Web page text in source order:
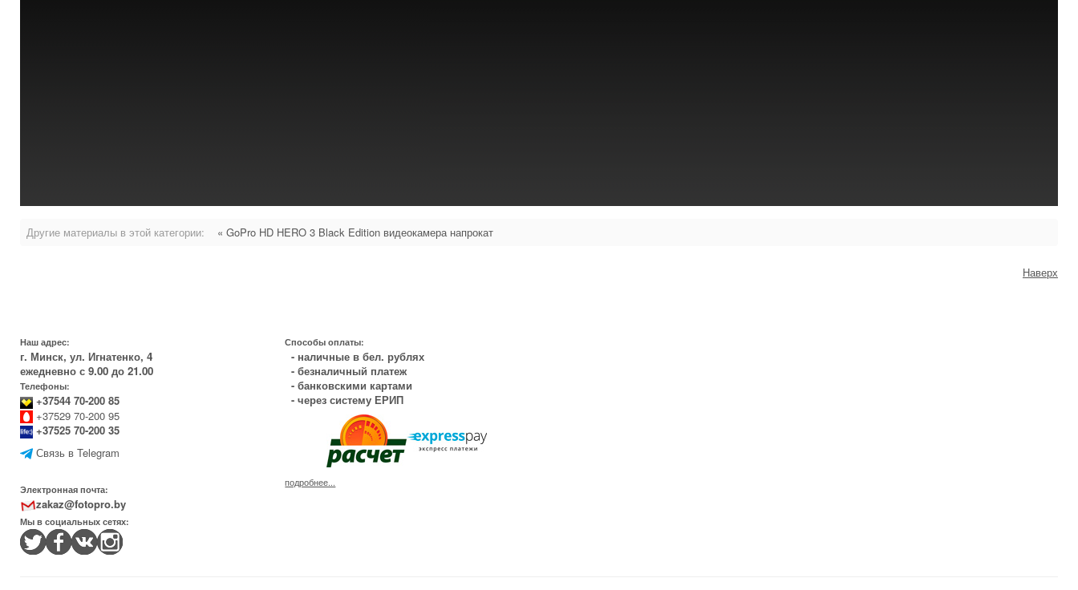
Другие материалы в этой категории: « GoPro HD HERO 3 Black Edition видеокамера напрокат
Наверх
Наш адрес:
г. Минск, ул. Игнатенко, 4
ежедневно с 9.00 до 21.00
Телефоны:
+37544 70-200 85
+37529 70-200 95
+37525 70-200 35
Связь в Telegram
Электронная почта:
zakaz@fotopro.by
Мы в социальных сетях:
Способы оплаты:
- наличные в бел. рублях
- безналичный платеж
- банковскими картами
- через систему ЕРИП
подробнее...